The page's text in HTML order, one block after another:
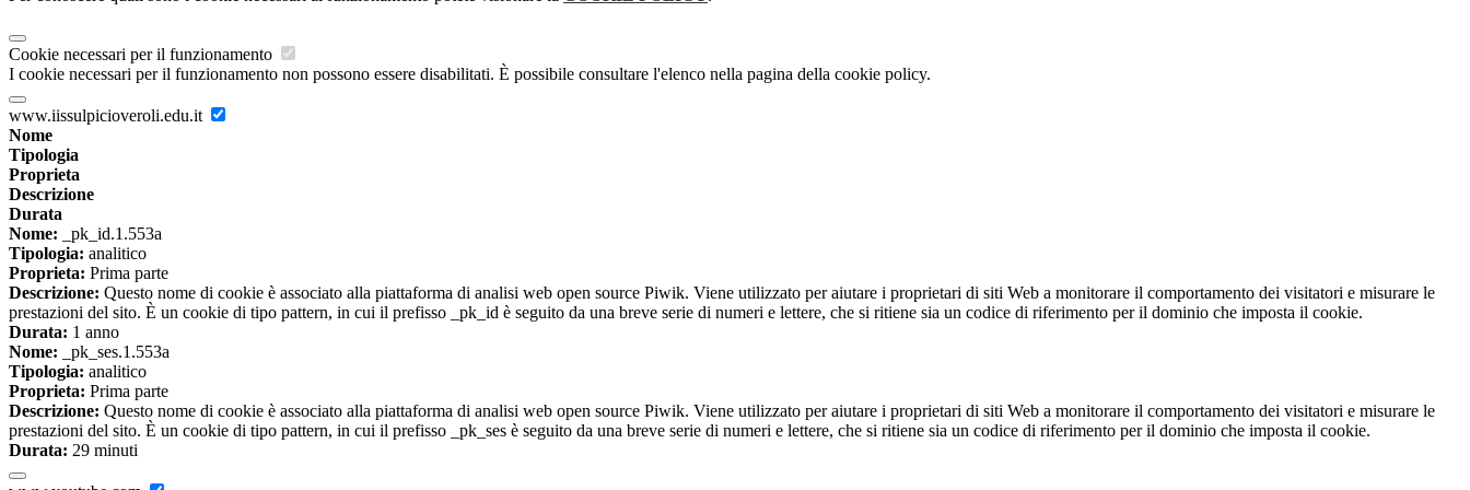
Cookie necessari per il funzionamento
I cookie necessari per il funzionamento non possono essere disabilitati. È possibile consultare l'elenco nella pagina della cookie policy.
www.iissulpicioveroli.edu.it
Nome
Tipologia
Proprieta
Descrizione
Durata
Nome: _pk_id.1.553a
Tipologia: analitico
Proprieta: Prima parte
Descrizione: Questo nome di cookie è associato alla piattaforma di analisi web open source Piwik. Viene utilizzato per aiutare i proprietari di siti Web a monitorare il comportamento dei visitatori e misurare le
prestazioni del sito. È un cookie di tipo pattern, in cui il prefisso _pk_id è seguito da una breve serie di numeri e lettere, che si ritiene sia un codice di riferimento per il dominio che imposta il cookie.
Durata: 1 anno
Nome: _pk_ses.1.553a
Tipologia: analitico
Proprieta: Prima parte
Descrizione: Questo nome di cookie è associato alla piattaforma di analisi web open source Piwik. Viene utilizzato per aiutare i proprietari di siti Web a monitorare il comportamento dei visitatori e misurare le
prestazioni del sito. È un cookie di tipo pattern, in cui il prefisso _pk_ses è seguito da una breve serie di numeri e lettere, che si ritiene sia un codice di riferimento per il dominio che imposta il cookie.
Durata: 29 minuti